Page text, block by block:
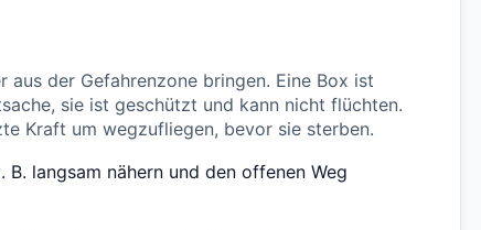
aus der Gefahrenzone bringen. Eine Box ist
sie ist geschützt und kann nicht flüchten.
Kraft um wegzufliegen, bevor sie sterben.
B. langsam nähern und den offenen Weg